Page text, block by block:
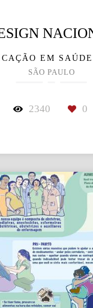
EM
SÃO PAULO
2340 0